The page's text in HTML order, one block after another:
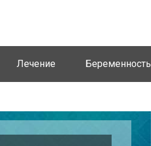
Лечение Беременность